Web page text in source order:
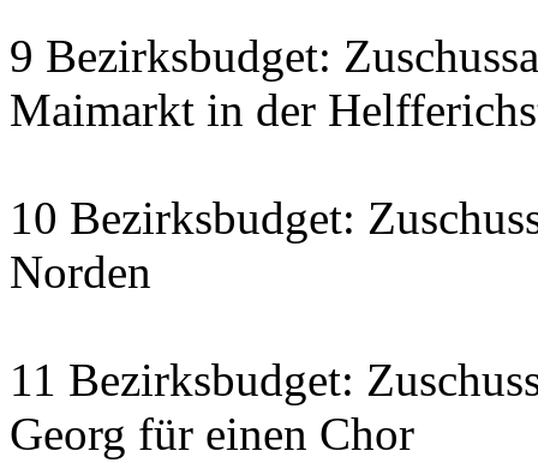
9 Bezirksbudget:
Maimarkt in der
10 Bezirksbudget:
Norden
11 Bezirksbudget:
Georg für einen Chor